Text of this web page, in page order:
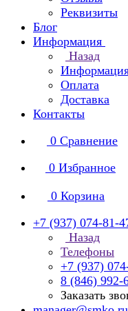
Реквизиты
Блог
Информация
Назад
Оплата
Доставка
Контакты
0 Сравнение
0 Избранное
0 Корзина
+7 (937) 074-81-
Назад
Телефоны
+7 (937)
8 (846) 992-
Заказать